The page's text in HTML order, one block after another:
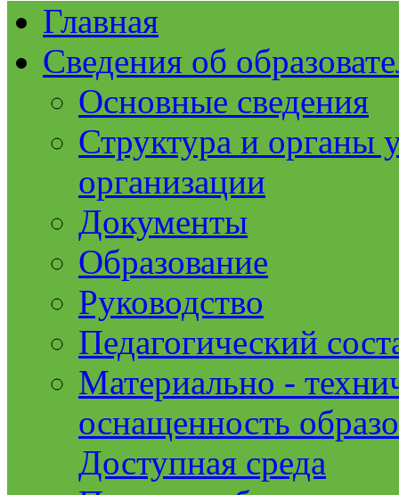
Главная
Сведения об
Основные сведения
Структура и органы
организации
Документы
Образование
Руководство
Педагогический
Материально -
оснащенность
Доступная среда